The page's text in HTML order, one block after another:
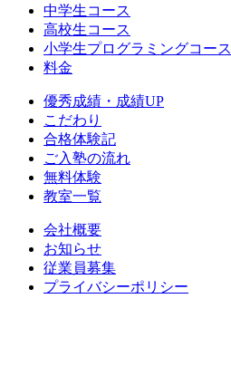
中学生コース
高校生コース
小学生プログラミングコース
料金
優秀成績・成績UP
こだわり
合格体験記
ご入塾の流れ
無料体験
教室一覧
会社概要
お知らせ
従業員募集
プライバシーポリシー